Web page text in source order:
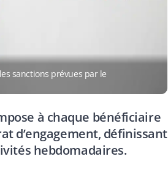
sanctions prévues par le
à chaque bénéficiaire
d’engagement, définissant
hebdomadaires.